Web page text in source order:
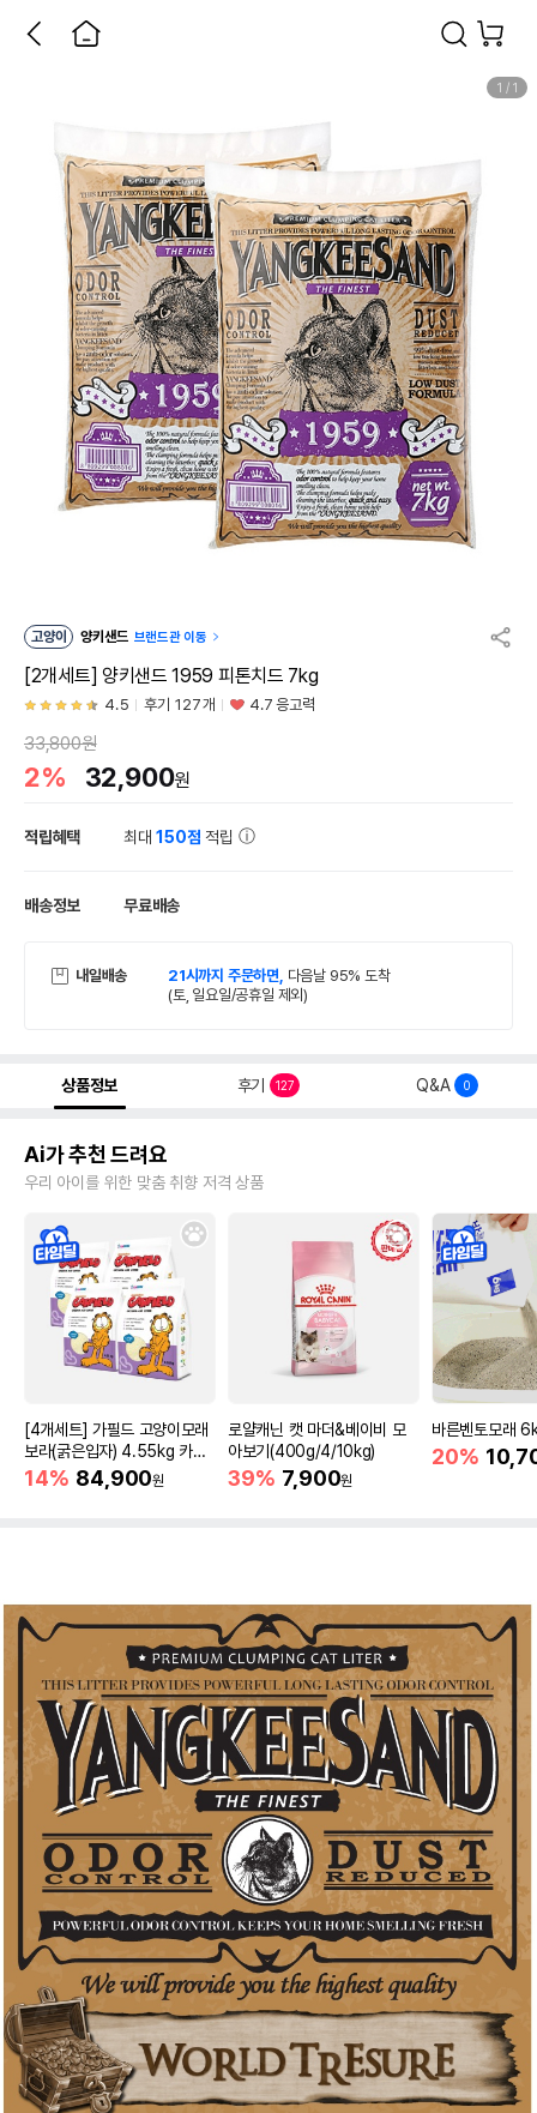
1 / 1
고양이 양키샌드 브랜드관 이동
[2개세트] 양키샌드 1959 피톤치드 7kg
4.5 후기 127개 4.7 응고력
33,800원
2% 32,900원
적립혜택 최대150점 적립
배송정보 무료배송
내일배송 21시까지 주문하면, 다음날 95% 도착
(토, 일요일/공휴일 제외)
상품정보 후기 127 Q&A 0
Ai가 추천 드려요
우리 아이를 위한 맞춤 취향 저격 상품
[4개세트] 가필드 고양이모래
보라(굵은입자) 4.55kg 카사
바모래
14% 84,900원
로얄캐닌 캣 마더&베이비 모
아보기(400g/4/10kg)
39% 7,900원
바른벤토모래
20%